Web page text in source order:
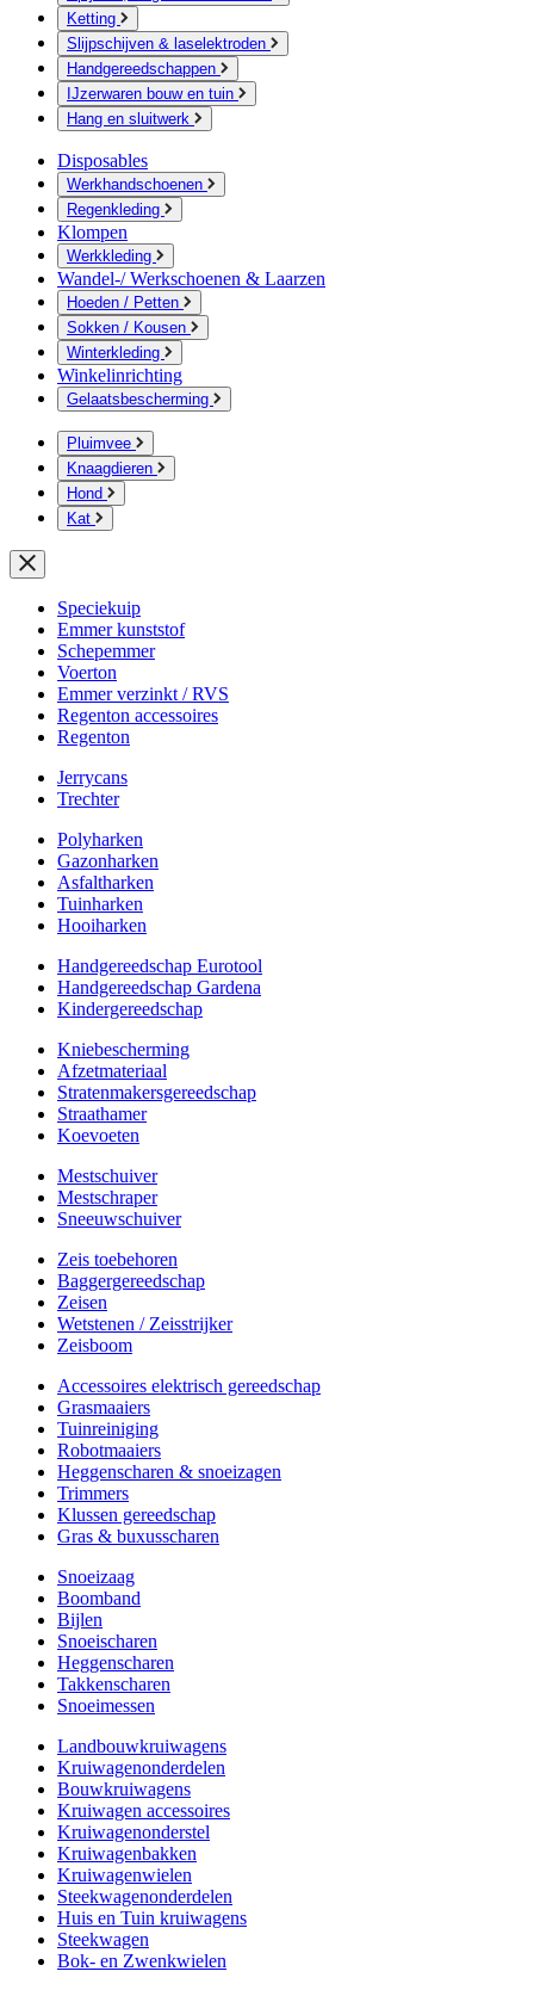
Ketting
Slijpschijven & laselektroden
Handgereedschappen
IJzerwaren bouw en tuin
Hang en sluitwerk
Disposables
Werkhandschoenen
Regenkleding
Klompen
Werkkleding
Wandel-/ Werkschoenen & Laarzen
Hoeden / Petten
Sokken / Kousen
Winterkleding
Winkelinrichting
Gelaatsbescherming
Pluimvee
Knaagdieren
Hond
Kat
Speciekuip
Emmer kunststof
Schepemmer
Voerton
Emmer verzinkt / RVS
Regenton accessoires
Regenton
Jerrycans
Trechter
Polyharken
Gazonharken
Asfaltharken
Tuinharken
Hooiharken
Handgereedschap Eurotool
Handgereedschap Gardena
Kindergereedschap
Kniebescherming
Afzetmateriaal
Stratenmakersgereedschap
Straathamer
Koevoeten
Mestschuiver
Mestschraper
Sneeuwschuiver
Zeis toebehoren
Baggergereedschap
Zeisen
Wetstenen / Zeisstrijker
Zeisboom
Accessoires elektrisch gereedschap
Grasmaaiers
Tuinreiniging
Robotmaaiers
Heggenscharen & snoeizagen
Trimmers
Klussen gereedschap
Gras & buxusscharen
Snoeizaag
Boomband
Bijlen
Snoeischaren
Heggenscharen
Takkenscharen
Snoeimessen
Landbouwkruiwagens
Kruiwagenonderdelen
Bouwkruiwagens
Kruiwagen accessoires
Kruiwagenonderstel
Kruiwagenbakken
Kruiwagenwielen
Steekwagenonderdelen
Huis en Tuin kruiwagens
Steekwagen
Bok- en Zwenkwielen